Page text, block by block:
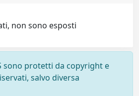
non sono esposti
sono protetti da copyright e
salvo diversa